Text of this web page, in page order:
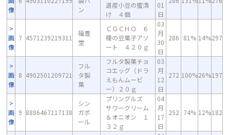
像
ン
道産小豆の蜜漬
け ４個
01
日
画
像
7 4571239219311
福豊
堂
ＣＧＣＨＯ ６
種の豆菓子アソ
ート ４２０ｇ
03
月
30
日
286 81% 14%297
画
像
8 4902501209721
フル
タ製
菓
フルタ製菓チョ
コエッグ（ドラ
えもんムービ
ー）２０ｇ
03
月
12
日
272 100%26%197
画
像
9 8886467117138
シン
ガポ
ール
プリングルズ
サワークリーム
＆オニオン １
３２ｇ
04
月
17
日
252 74% 12%182